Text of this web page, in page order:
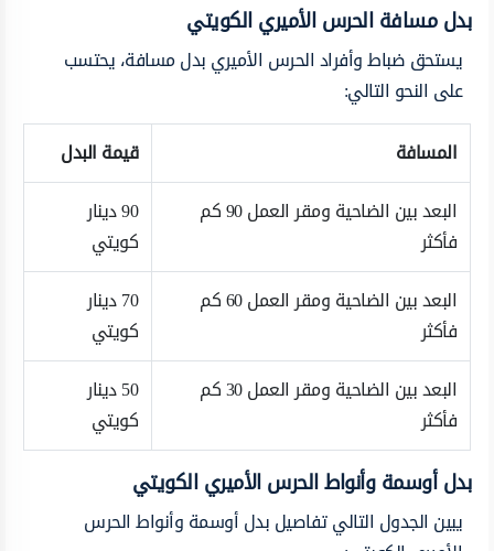
بدل مسافة الحرس الأميري الكويتي
يستحق ضباط وأفراد الحرس الأميري بدل مسافة، يحتسب
على النحو التالي:
المسافة
قيمة البدل
البعد بين الضاحية ومقر العمل 90 كم
فأكثر
90 دينار
كويتي
البعد بين الضاحية ومقر العمل 60 كم
فأكثر
70 دينار
كويتي
البعد بين الضاحية ومقر العمل 30 كم
فأكثر
50 دينار
كويتي
بدل أوسمة وأنواط الحرس الأميري الكويتي
يبين الجدول التالي تفاصيل بدل أوسمة وأنواط الحرس